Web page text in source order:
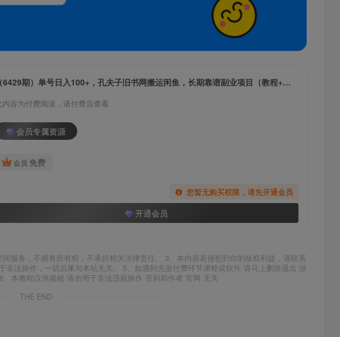
（6429期）单号日入100+，孔夫子旧书网搬运闲鱼，长期靠谱副业项目（教程+软件）
内容为付费阅读，请付费后查看
会员专属资源
会员 免费
您暂无购买权限，请先开通会员
开通会员
服务，不拥有所有权，不承担相关法律责任。 3、本内容若侵犯到你的版权利益，请联系
法操作，一切后果与本站无关。 5、如遇到充值付费环节课程或软件 请马上删除退出 涉
本教程仅供揭秘 请勿用于非法违规操作 否则和作者 官网 无关
THE END